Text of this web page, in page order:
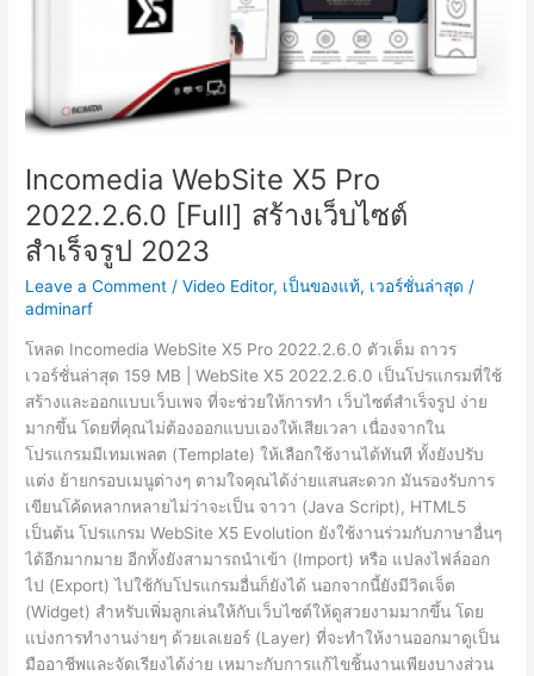
Incomedia WebSite X5 Pro
2022.2.6.0 [Full] สร้างเว็บไซต์
สำเร็จรูป 2023
Leave a Comment /Video Editor, เป็นของแท้, เวอร์ชั่นล่าสุด /
adminarf
โหลด Incomedia WebSite X5 Pro 2022.2.6.0 ตัวเต็ม ถาวร
เวอร์ชั่นล่าสุด 159 MB | WebSite X5 2022.2.6.0 เป็นโปรแกรมที่ใช้
สร้างและออกแบบเว็บเพจ ที่จะช่วยให้การทำ เว็บไซต์สำเร็จรูป ง่าย
มากขึ้น โดยที่คุณไม่ต้องออกแบบเองให้เสียเวลา เนื่องจากใน
โปรแกรมมีเทมเพลต (Template) ให้เลือกใช้งานได้ทันที ทั้งยังปรับ
แต่ง ย้ายกรอบเมนูต่างๆ ตามใจคุณได้ง่ายแสนสะดวก มันรองรับการ
เขียนโค้ดหลากหลายไม่ว่าจะเป็น จาวา (Java Script), HTML5
เป็นต้น โปรแกรม WebSite X5 Evolution ยังใช้งานร่วมกับภาษาอื่นๆ
ได้อีกมากมาย อีกทั้งยังสามารถนำเข้า (Import) หรือ แปลงไฟล์ออก
ไป (Export) ไปใช้กับโปรแกรมอื่นก็ยังได้ นอกจากนี้ยังมีวิดเจ็ต
(Widget) สำหรับเพิ่มลูกเล่นให้กับเว็บไซต์ให้ดูสวยงามมากขึ้น โดย
แบ่งการทำงานง่ายๆ ด้วยเลเยอร์ (Layer) ที่จะทำให้งานออกมาดูเป็น
มืออาชีพและจัดเรียงได้ง่าย เหมาะกับการแก้ไขชิ้นงานเพียงบางส่วน